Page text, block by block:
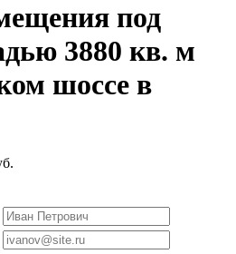
под
3880 кв. м
шоссе в